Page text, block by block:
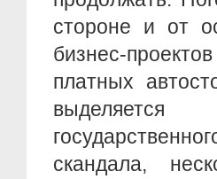
стороне и от
бизнес-
платных
скандала,